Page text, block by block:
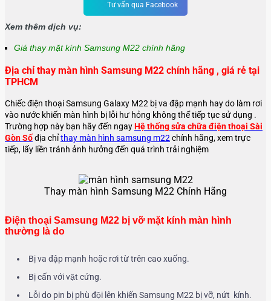
Tư vấn qua Facebook
Xem thêm dịch vụ:
Giá thay mặt kính Samsung M22 chính hãng
Địa chỉ thay màn hình Samsung M22 chính hãng , giá rẻ tại
TPHCM
Chiếc điện thoại Samsung Galaxy M22 bị va đập mạnh hay do làm rơi
vào nước khiến màn hình bị lỗi hư hỏng không thể tiếp tục sử dụng .
Trường hợp này bạn hãy đến ngayHệ thống sửa chữa điện thoại Sài
Gòn Sốđịa chỉthay màn hình samsung m22chính hãng, xem trực
tiếp, lấy liền tránh ảnh hưởng đến quá trình trải nghiệm
Thay màn hình Samsung M22 Chính Hãng
Điện thoại Samsung M22 bị vỡ mặt kính màn hình
thường là do
Bị va đập mạnh hoặc rơi từ trên cao xuống.
Bị cấn với vật cứng.
Lỗi do pin bị phù đội lên khiến Samsung M22 bị vỡ, nứt kính.